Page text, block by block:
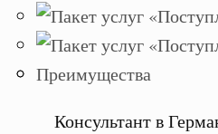
Преимущества
Консультант в